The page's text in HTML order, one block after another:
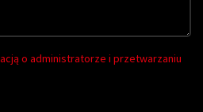
o administratorze i przetwarzaniu